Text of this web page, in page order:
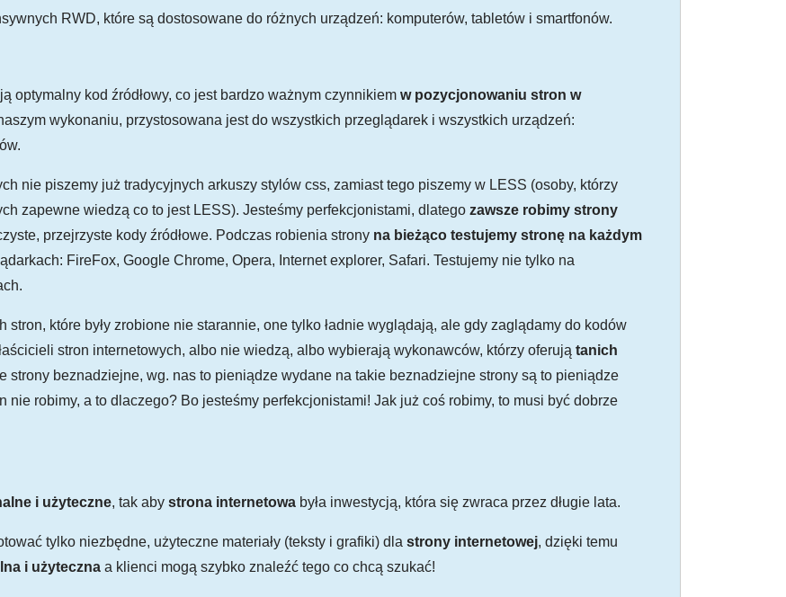
RWD, które są dostosowane do różnych urządzeń: komputerów, tabletów i smartfonów.
optymalny kod źródłowy, co jest bardzo ważnym czynnikiem w pozycjonowaniu stron w
wykonaniu, przystosowana jest do wszystkich przeglądarek i wszystkich urządzeń:
nie piszemy już tradycyjnych arkuszy stylów css, zamiast tego piszemy w LESS (osoby, którzy
zapewne wiedzą co to jest LESS). Jesteśmy perfekcjonistami, dlatego zawsze robimy strony
przejrzyste kody źródłowe. Podczas robienia strony na bieżąco testujemy stronę na każdym
FireFox, Google Chrome, Opera, Internet explorer, Safari. Testujemy nie tylko na
które były zrobione nie starannie, one tylko ładnie wyglądają, ale gdy zaglądamy do kodów
stron internetowych, albo nie wiedzą, albo wybierają wykonawców, którzy oferują tanich
strony beznadziejne, wg. nas to pieniądze wydane na takie beznadziejne strony są to pieniądze
nie robimy, a to dlaczego? Bo jesteśmy perfekcjonistami! Jak już coś robimy, to musi być dobrze
i użyteczne, tak aby strona internetowa była inwestycją, która się zwraca przez długie lata.
tylko niezbędne, użyteczne materiały (teksty i grafiki) dla strony internetowej, dzięki temu
i użyteczna a klienci mogą szybko znaleźć tego co chcą szukać!